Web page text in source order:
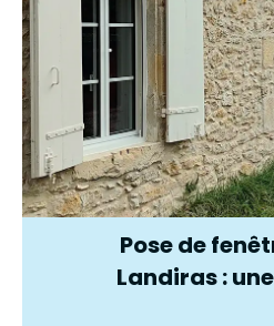
Pose de
Landiras :